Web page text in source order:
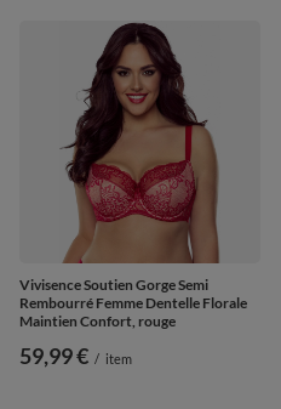
Vivisence Soutien Gorge Semi
Rembourré Femme Dentelle Florale
Maintien Confort, rouge
59,99 € / item